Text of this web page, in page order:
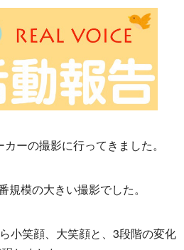
ーの撮影に行ってきました。
模の大きい撮影でした。
小笑顔、大笑顔と、3段階の変化